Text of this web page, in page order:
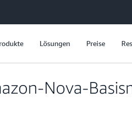
Lösungen Preise
Nova-